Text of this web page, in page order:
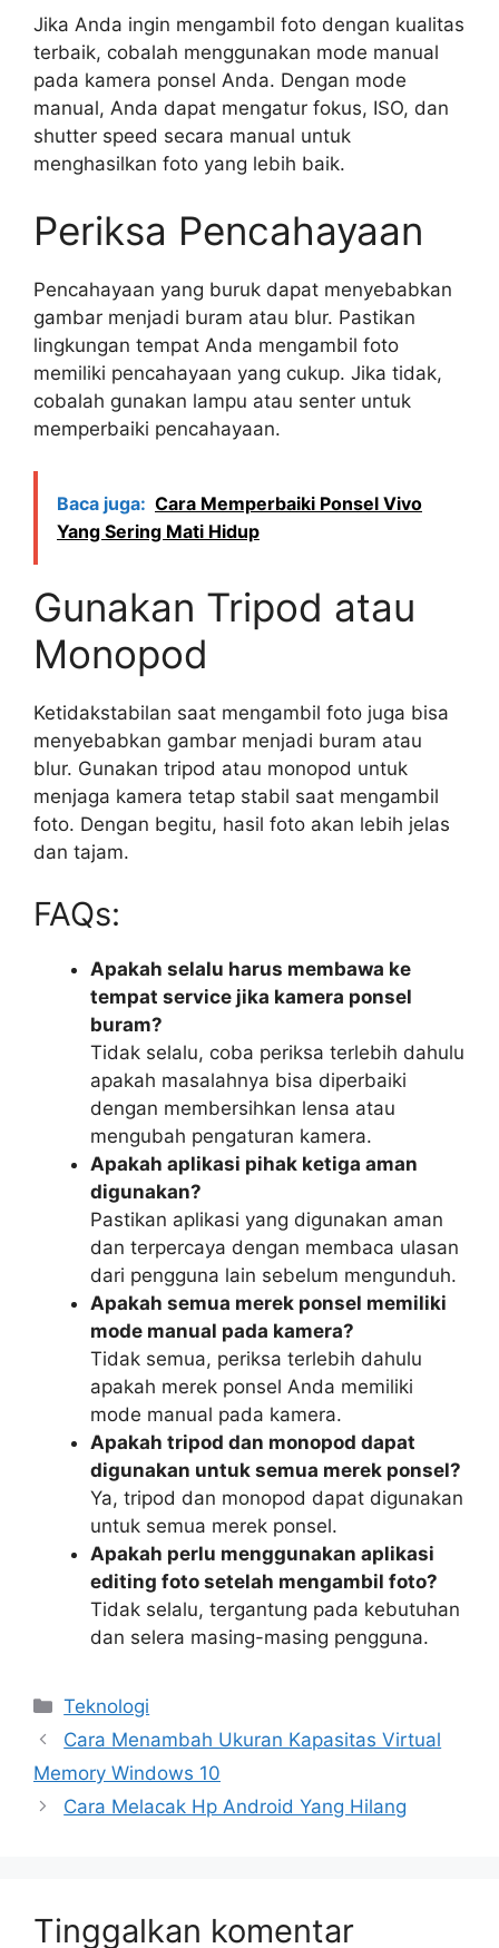
Jika Anda ingin mengambil foto dengan kualitas
terbaik, cobalah menggunakan mode manual
pada kamera ponsel Anda. Dengan mode
manual, Anda dapat mengatur fokus, ISO, dan
shutter speed secara manual untuk
menghasilkan foto yang lebih baik.
Periksa Pencahayaan
Pencahayaan yang buruk dapat menyebabkan
gambar menjadi buram atau blur. Pastikan
lingkungan tempat Anda mengambil foto
memiliki pencahayaan yang cukup. Jika tidak,
cobalah gunakan lampu atau senter untuk
memperbaiki pencahayaan.
Baca juga: Cara Memperbaiki Ponsel Vivo
Yang Sering Mati Hidup
Gunakan Tripod atau
Monopod
Ketidakstabilan saat mengambil foto juga bisa
menyebabkan gambar menjadi buram atau
blur. Gunakan tripod atau monopod untuk
menjaga kamera tetap stabil saat mengambil
foto. Dengan begitu, hasil foto akan lebih jelas
dan tajam.
FAQs:
Apakah selalu harus membawa ke
tempat service jika kamera ponsel
buram?
Tidak selalu, coba periksa terlebih dahulu
apakah masalahnya bisa diperbaiki
dengan membersihkan lensa atau
mengubah pengaturan kamera.
Apakah aplikasi pihak ketiga aman
digunakan?
Pastikan aplikasi yang digunakan aman
dan terpercaya dengan membaca ulasan
dari pengguna lain sebelum mengunduh.
Apakah semua merek ponsel memiliki
mode manual pada kamera?
Tidak semua, periksa terlebih dahulu
apakah merek ponsel Anda memiliki
mode manual pada kamera.
Apakah tripod dan monopod dapat
digunakan untuk semua merek ponsel?
Ya, tripod dan monopod dapat digunakan
untuk semua merek ponsel.
Apakah perlu menggunakan aplikasi
editing foto setelah mengambil foto?
Tidak selalu, tergantung pada kebutuhan
dan selera masing-masing pengguna.
Kategori
Teknologi
Cara Menambah Ukuran Kapasitas Virtual
Memory Windows 10
Cara Melacak Hp Android Yang Hilang
Tinggalkan komentar